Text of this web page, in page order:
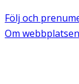
Följ och
Om webbplatsen